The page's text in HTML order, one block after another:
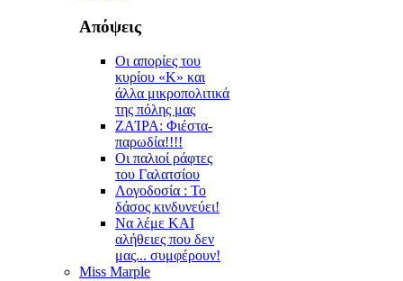
Απόψεις
Οι απορίες του
κυρίου «Κ» και
άλλα μικροπολιτικά
της πόλης μας
ZAΊΡΑ: Φιέστα-
παρωδία!!!!
Οι παλιοί ράφτες
του Γαλατσίου
Λογοδοσία : Το
δάσος κινδυνεύει!
Να λέμε ΚΑΙ
αλήθειες που δεν
μας... συμφέρουν!
Miss Marple